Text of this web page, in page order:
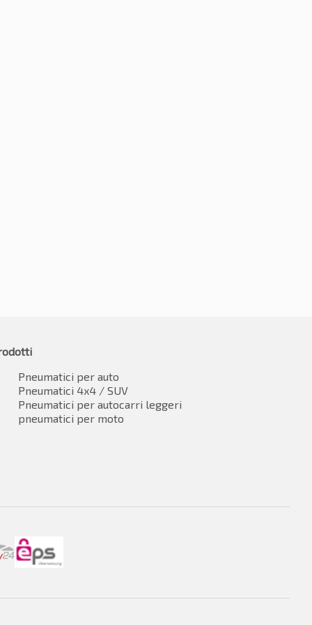
101V
Pneumatici per auto
Pneumatici 4x4 / SUV
Pneumatici per autocarri leggeri
pneumatici per moto